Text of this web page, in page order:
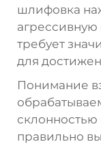
шлифовка
требует
для
Понимание
склонностью
правильно